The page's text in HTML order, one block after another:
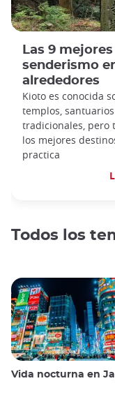
Las 9
senderismo
alrededores
Kioto es conocida
templos,
tradicionales, pero
los mejores
practica
Todos los
Vida nocturna en Japón: salir,